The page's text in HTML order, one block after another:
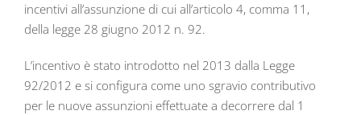
incentivi all’assunzione di cui all’articolo 4, comma 11,
della legge 28 giugno 2012 n. 92.
L’incentivo è stato introdotto nel 2013 dalla Legge
92/2012 e si configura come uno sgravio contributivo
per le nuove assunzioni effettuate a decorrere dal 1